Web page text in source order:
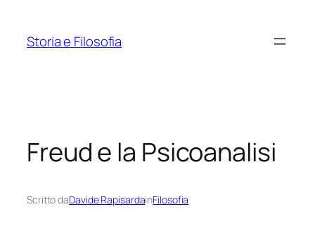
contenuto
Storia e Filosofia
Freud e la Psicoanalisi
Scritto daDavide RapisardainFilosofia